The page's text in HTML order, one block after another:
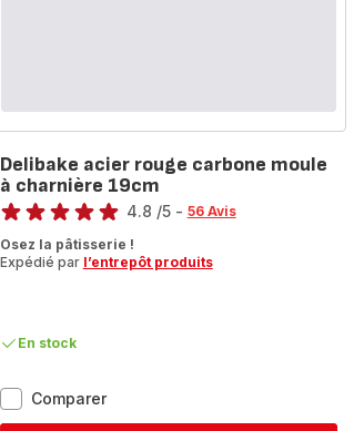
ComparerDelibake
acier
Delibake acier rouge carbone moule
à charnière 19cm
Note
4.8 /5 - 56 Avis
Osez la pâtisserie !
Expédié par l’entrepôt produits
En stock